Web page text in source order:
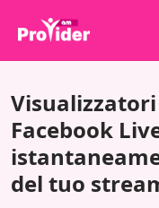
Chi siamo
Accedi
Iscriviti
Facebook
del tuo